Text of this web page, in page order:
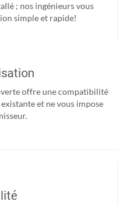
; nos ingénieurs vous
simple et rapide!
offre une compatibilité
et ne vous impose